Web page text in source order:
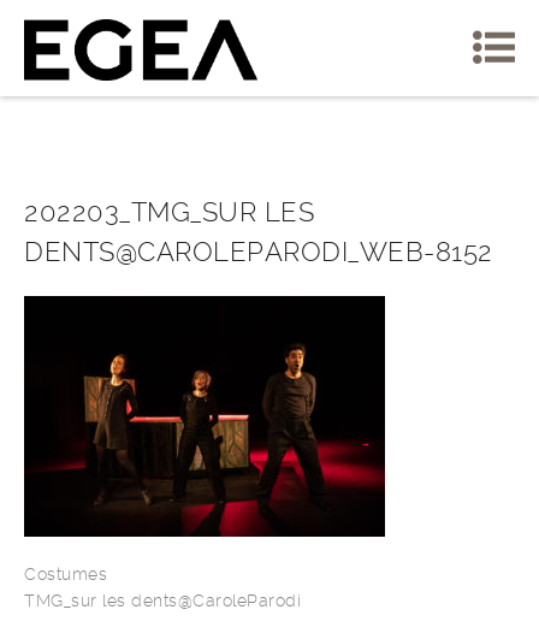
202203_TMG_SUR LES
DENTS@CAROLEPARODI_WEB-8152
Costumes
TMG_sur les dents@CaroleParodi